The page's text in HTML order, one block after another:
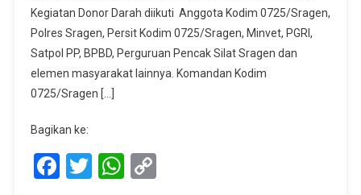
Kodim
0725/
Kegiatan Donor Darah diikuti Anggota Kodim 0725/Sragen,
Polres Sragen, Persit Kodim 0725/Sragen, Minvet, PGRI,
Satpol PP, BPBD, Perguruan Pencak Silat Sragen dan
elemen masyarakat lainnya. Komandan Kodim
0725/Sragen […]
Bagikan ke:
Facebook
TwitterWhatsApp
Copy